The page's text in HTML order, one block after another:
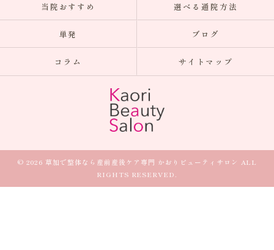
当院おすすめ 選べる通院方法
単発 ブログ
コラム サイトマップ
© 2026 草加で整体なら産前産後ケア専門 かおりビューティサロン ALL
RIGHTS RESERVED.